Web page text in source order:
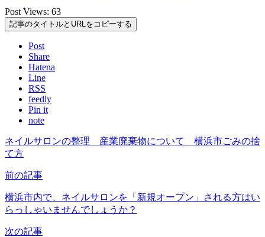
Post Views: 63
記事のタイトルとURLをコピーする
Post
Share
Hatena
Line
RSS
feedly
Pin it
note
ネイルサロンの整理 産業廃棄物について 横浜市ごみの捨
て方
前の記事
横浜市内で、ネイルサロンを「新規オープン」される方はい
らっしゃいませんでしょうか？
次の記事